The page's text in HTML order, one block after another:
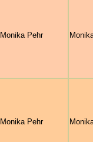
Monika Pehr
Monika Pehr